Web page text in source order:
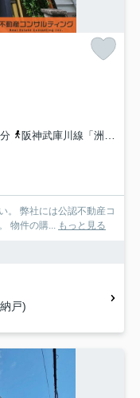
阪神武庫川線「洲先」駅 徒歩10分
コ
物件の購... もっと見る
戸)